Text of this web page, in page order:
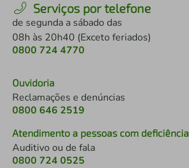
Serviços por telefone
de segunda a sábado das
08h às 20h40 (Exceto feriados)
0800 724 4770
Ouvidoria
Reclamações e denúncias
0800 646 2519
Atendimento a pessoas com deficiência
Auditivo ou de fala
0800 724 0525